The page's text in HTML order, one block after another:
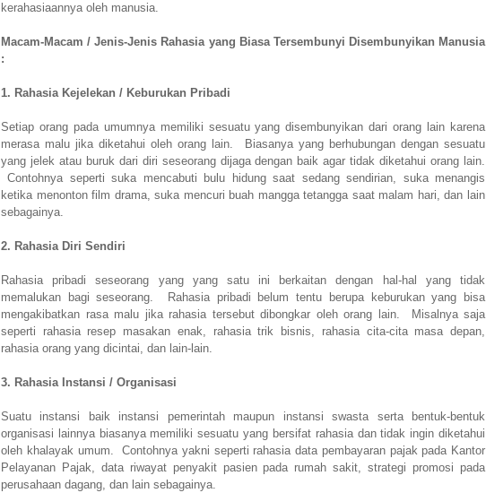
kerahasiaannya oleh manusia.
Macam-Macam / Jenis-Jenis Rahasia yang Biasa Tersembunyi Disembunyikan Manusia
:
1. Rahasia Kejelekan / Keburukan Pribadi
Setiap orang pada umumnya memiliki sesuatu yang disembunyikan dari orang lain karena
merasa malu jika diketahui oleh orang lain. Biasanya yang berhubungan dengan sesuatu
yang jelek atau buruk dari diri seseorang dijaga dengan baik agar tidak diketahui orang lain.
Contohnya seperti suka mencabuti bulu hidung saat sedang sendirian, suka menangis
ketika menonton film drama, suka mencuri buah mangga tetangga saat malam hari, dan lain
sebagainya.
2. Rahasia Diri Sendiri
Rahasia pribadi seseorang yang yang satu ini berkaitan dengan hal-hal yang tidak
memalukan bagi seseorang. Rahasia pribadi belum tentu berupa keburukan yang bisa
mengakibatkan rasa malu jika rahasia tersebut dibongkar oleh orang lain. Misalnya saja
seperti rahasia resep masakan enak, rahasia trik bisnis, rahasia cita-cita masa depan,
rahasia orang yang dicintai, dan lain-lain.
3. Rahasia Instansi / Organisasi
Suatu instansi baik instansi pemerintah maupun instansi swasta serta bentuk-bentuk
organisasi lainnya biasanya memiliki sesuatu yang bersifat rahasia dan tidak ingin diketahui
oleh khalayak umum. Contohnya yakni seperti rahasia data pembayaran pajak pada Kantor
Pelayanan Pajak, data riwayat penyakit pasien pada rumah sakit, strategi promosi pada
perusahaan dagang, dan lain sebagainya.